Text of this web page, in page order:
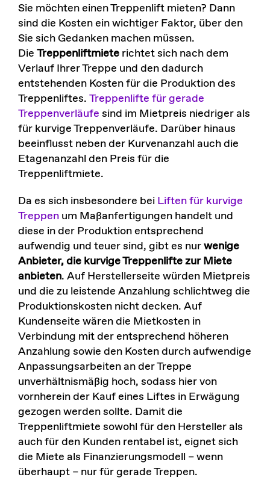
Sie möchten einen Treppenlift mieten? Dann
sind die Kosten ein wichtiger Faktor, über den
Sie sich Gedanken machen müssen.
Die Treppenliftmieterichtet sich nach dem
Verlauf Ihrer Treppe und den dadurch
entstehenden Kosten für die Produktion des
Treppenliftes. Treppenlifte für gerade
Treppenverläufe sind im Mietpreis niedriger als
für kurvige Treppenverläufe. Darüber hinaus
beeinflusst neben der Kurvenanzahl auch die
Etagenanzahl den Preis für die
Treppenliftmiete.
Da es sich insbesondere bei Liften für kurvige
Treppenum Maßanfertigungen handelt und
diese in der Produktion entsprechend
aufwendig und teuer sind, gibt es nurwenige
Anbieter, die kurvige Treppenlifte zur Miete
anbieten. Auf Herstellerseite würden Mietpreis
und die zu leistende Anzahlung schlichtweg die
Produktionskosten nicht decken. Auf
Kundenseite wären die Mietkosten in
Verbindung mit der entsprechend höheren
Anzahlung sowie den Kosten durch aufwendige
Anpassungsarbeiten an der Treppe
unverhältnismäßig hoch, sodass hier von
vornherein der Kauf eines Liftes in Erwägung
gezogen werden sollte. Damit die
Treppenliftmiete sowohl für den Hersteller als
auch für den Kunden rentabel ist, eignet sich
die Miete als Finanzierungsmodell – wenn
überhaupt – nur für gerade Treppen.